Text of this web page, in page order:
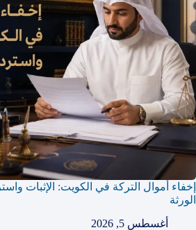
إخفاء أموال التركة في الكويت: الإثبات
الورثة
أغسطس 5, 2026